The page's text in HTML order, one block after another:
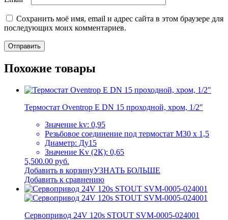
Сохранить моё имя, email и адрес сайта в этом браузере для
последующих моих комментариев.
Похожие товары
Термостат Oventrop E DN 15 проходной, хром, 1/2″
Значение kv: 0,95
Резьбовое соединение под термостат M30 x 1,5
Диаметр: Ду15
Значение Kv (2К): 0,65
5,500.00 руб.
Добавить в корзинуУЗНАТЬ БОЛЬШЕ
Добавить к сравнению
Сервопривод 24V 120s STOUT SVM-0005-024001